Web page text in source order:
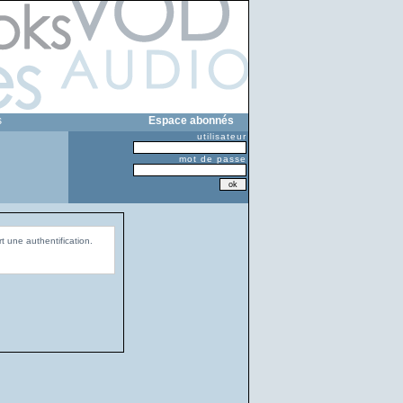
Espace abonnés
utilisateur
mot de passe
une authentification.